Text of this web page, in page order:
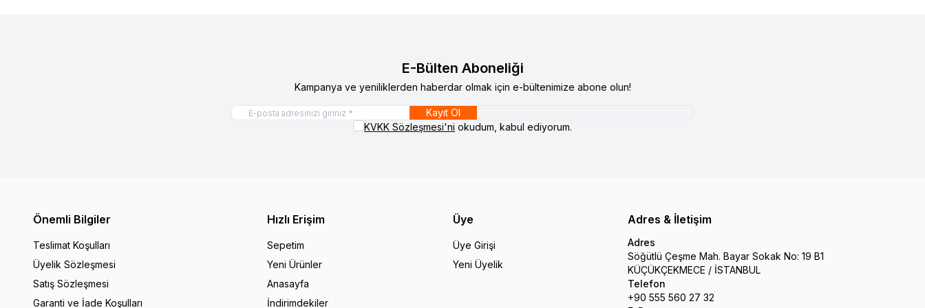
E-Bülten Aboneliği
Kampanya ve yeniliklerden haberdar olmak için e-bültenimize abone olun!
Kayıt Ol
KVKK Sözleşmesi'ni okudum, kabul ediyorum.
Önemli Bilgiler
Teslimat Koşulları
Üyelik Sözleşmesi
Satış Sözleşmesi
Garanti ve İade Koşulları
Hızlı Erişim
Sepetim
Yeni Ürünler
Anasayfa
İndirimdekiler
Üye
Üye Girişi
Yeni Üyelik
Adres & İletişim
Adres
Söğütlü Çeşme Mah. Bayar Sokak No: 19 B1
KÜÇÜKÇEKMECE / İSTANBUL
Telefon
+90 555 560 27 32